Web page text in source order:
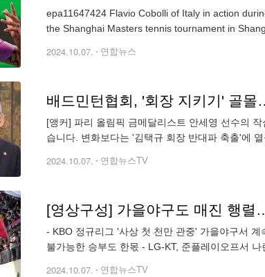
epa11647424 Flavio Cobolli of Italy in action
the Shanghai Masters tennis tournament in
2024.10.07. 연합뉴스
배드민턴협회, '회장 지키기' 골
[앵커] 파리 올림픽 금메달리스트 안세영 선수의
습니다. 변화보다는 '김택규 회장 반대파 축출'에
2024.10.07. 연합뉴스TV
[영상구성] 가을야구도 매진 행렬
- KBO 정규리그 '사상 첫 천만 관중' 가을야구서
불가능한 승부도 한몫 - LG-KT, 준플레이오프서
2024.10.07. 연합뉴스TV